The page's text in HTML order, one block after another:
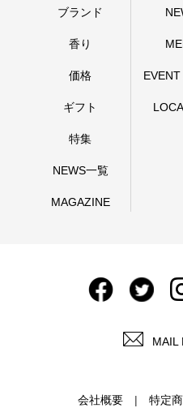
ブランド
香り
価格
ギフト
特集
NEWS一覧
MAGAZINE
EVENT
MAIL
会社概要 特定